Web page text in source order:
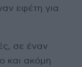
εφέτη για
σε έναν
και ακόμη